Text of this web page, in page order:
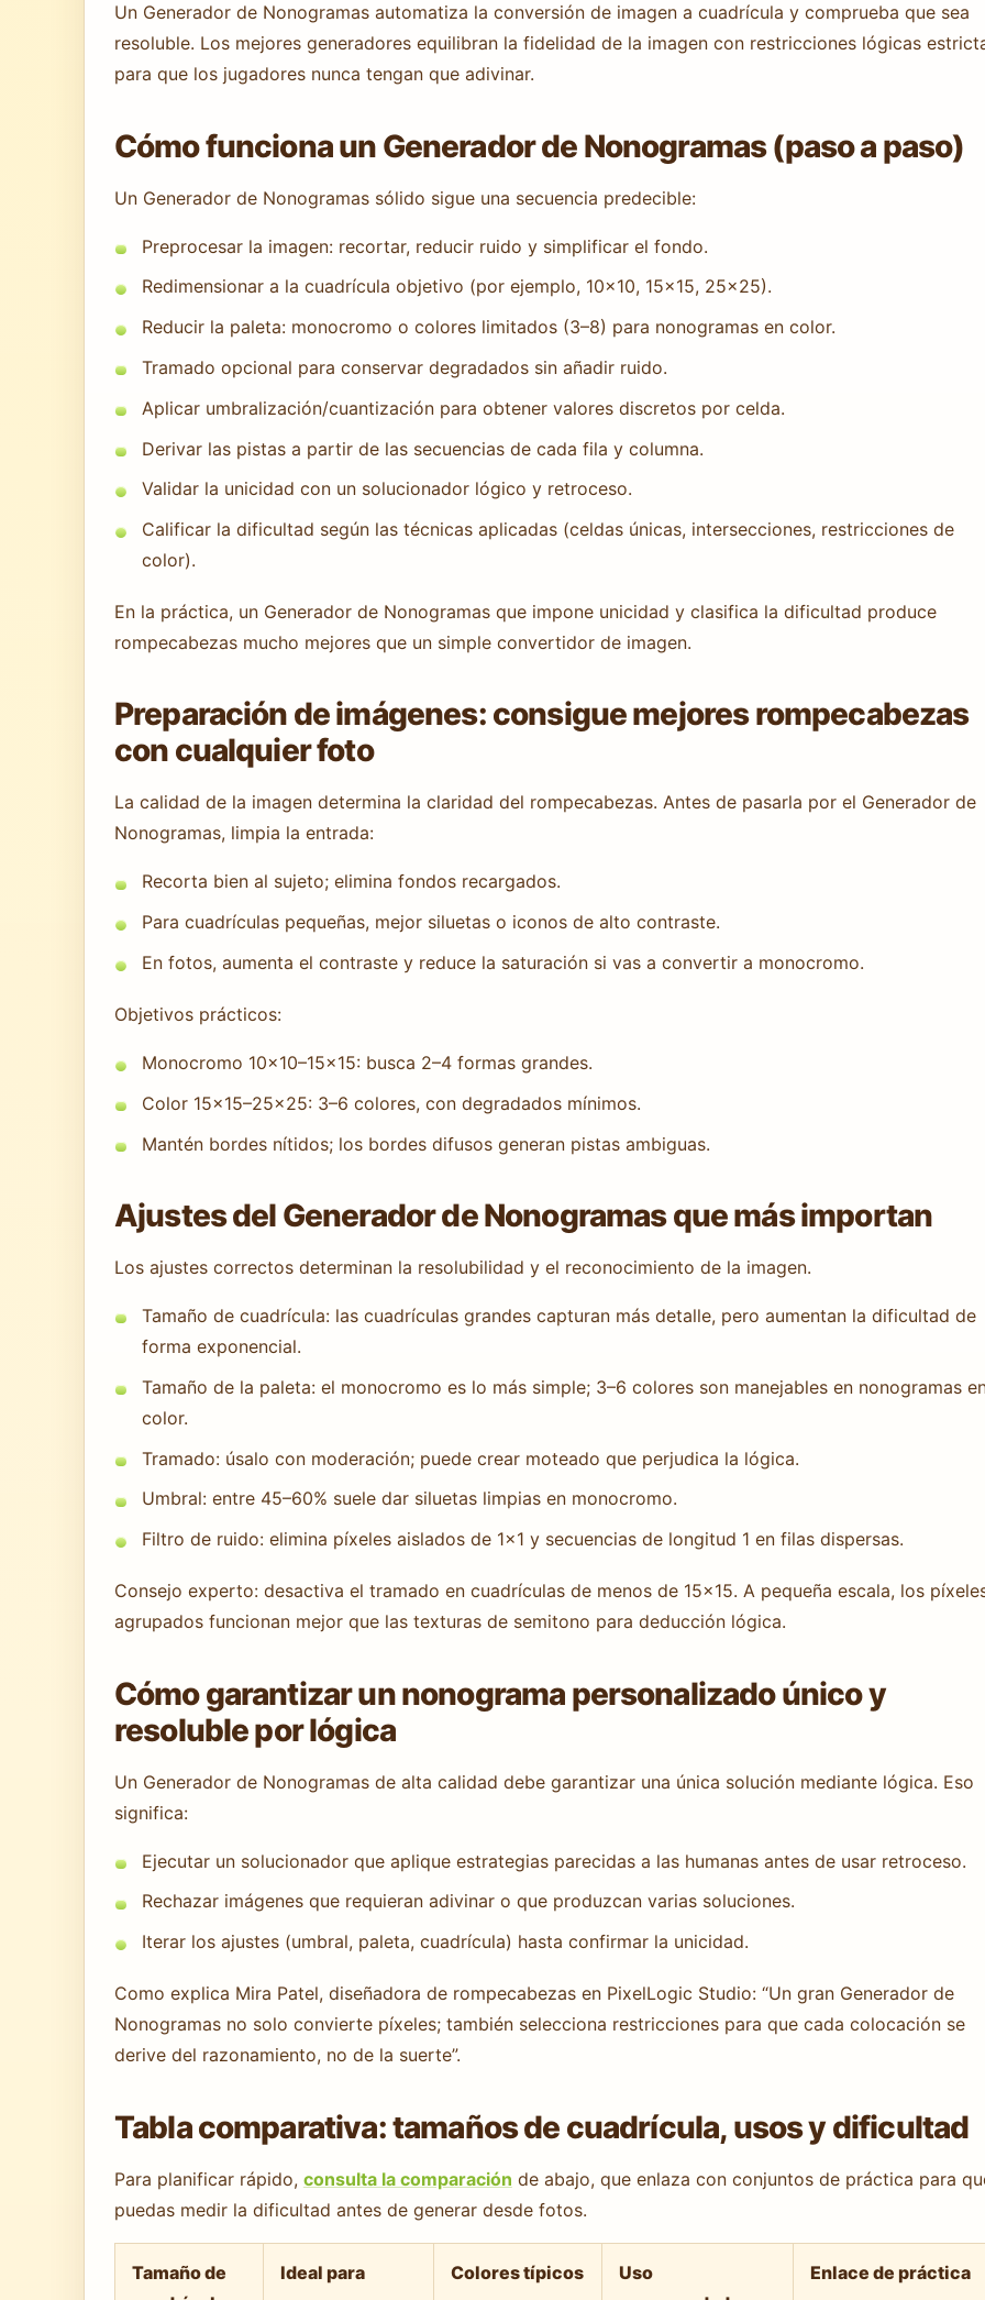
Un Generador de Nonogramas automatiza la conversión de imagen a cuadrícula y comprueba que sea
resoluble. Los mejores generadores equilibran la fidelidad de la imagen con restricciones lógicas
para que los jugadores nunca tengan que adivinar.
Cómo funciona un Generador de Nonogramas (paso a paso)
Un Generador de Nonogramas sólido sigue una secuencia predecible:
Preprocesar la imagen: recortar, reducir ruido y simplificar el fondo.
Redimensionar a la cuadrícula objetivo (por ejemplo, 10×10, 15×15, 25×25).
Reducir la paleta: monocromo o colores limitados (3–8) para nonogramas en color.
Tramado opcional para conservar degradados sin añadir ruido.
Aplicar umbralización/cuantización para obtener valores discretos por celda.
Derivar las pistas a partir de las secuencias de cada fila y columna.
Validar la unicidad con un solucionador lógico y retroceso.
Calificar la dificultad según las técnicas aplicadas (celdas únicas, intersecciones, restricciones de
color).
En la práctica, un Generador de Nonogramas que impone unicidad y clasifica la dificultad produce
rompecabezas mucho mejores que un simple convertidor de imagen.
Preparación de imágenes: consigue mejores rompecabezas
con cualquier foto
La calidad de la imagen determina la claridad del rompecabezas. Antes de pasarla por el Generador de
Nonogramas, limpia la entrada:
Recorta bien al sujeto; elimina fondos recargados.
Para cuadrículas pequeñas, mejor siluetas o iconos de alto contraste.
En fotos, aumenta el contraste y reduce la saturación si vas a convertir a monocromo.
Objetivos prácticos:
Monocromo 10×10–15×15: busca 2–4 formas grandes.
Color 15×15–25×25: 3–6 colores, con degradados mínimos.
Mantén bordes nítidos; los bordes difusos generan pistas ambiguas.
Ajustes del Generador de Nonogramas que más importan
Los ajustes correctos determinan la resolubilidad y el reconocimiento de la imagen.
Tamaño de cuadrícula: las cuadrículas grandes capturan más detalle, pero aumentan la dificultad de
forma exponencial.
Tamaño de la paleta: el monocromo es lo más simple; 3–6 colores son manejables en nonogramas
color.
Tramado: úsalo con moderación; puede crear moteado que perjudica la lógica.
Umbral: entre 45–60% suele dar siluetas limpias en monocromo.
Filtro de ruido: elimina píxeles aislados de 1×1 y secuencias de longitud 1 en filas dispersas.
Consejo experto: desactiva el tramado en cuadrículas de menos de 15×15. A pequeña escala, los
agrupados funcionan mejor que las texturas de semitono para deducción lógica.
Cómo garantizar un nonograma personalizado único y
resoluble por lógica
Un Generador de Nonogramas de alta calidad debe garantizar una única solución mediante lógica. Eso
significa:
Ejecutar un solucionador que aplique estrategias parecidas a las humanas antes de usar retroceso.
Rechazar imágenes que requieran adivinar o que produzcan varias soluciones.
Iterar los ajustes (umbral, paleta, cuadrícula) hasta confirmar la unicidad.
Como explica Mira Patel, diseñadora de rompecabezas en PixelLogic Studio: “Un gran Generador de
Nonogramas no solo convierte píxeles; también selecciona restricciones para que cada colocación se
derive del razonamiento, no de la suerte”.
Tabla comparativa: tamaños de cuadrícula, usos y dificultad
Para planificar rápido, consulta la comparación de abajo, que enlaza con conjuntos de práctica para
puedas medir la dificultad antes de generar desde fotos.
Tamaño de
Ideal para Colores típicos
Uso
Enlace de práctica